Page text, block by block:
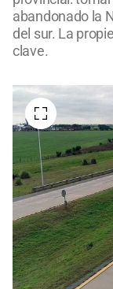
abandonado la
del sur. La
clave.